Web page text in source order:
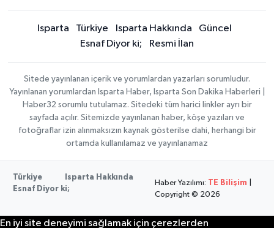
Isparta Türkiye Isparta Hakkında
Güncel
Esnaf Diyor ki;
Resmi İlan
Sitede yayınlanan içerik ve yorumlardan yazarları sorumludur.
Yayınlanan yorumlardan Isparta Haber, Isparta Son Dakika Haberleri |
Haber32 sorumlu tutulamaz. Sitedeki tüm harici linkler ayrı bir
sayfada açılır. Sitemizde yayınlanan haber, köşe yazıları ve
fotoğraflar izin alınmaksızın kaynak gösterilse dahi, herhangi bir
ortamda kullanılamaz ve yayınlanamaz
Türkiye
Isparta Hakkında
Esnaf Diyor ki;
Haber Yazılımı: TE Bilişim
Copyright © 2026
En iyi site deneyimi sağlamak için çerezlerden